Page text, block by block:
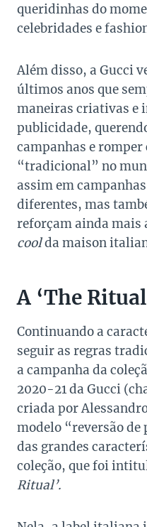
queridinhas do
celebridades e
Além disso, a Gucci
últimos anos que
maneiras criativas e
publicidade,
campanhas e romper
“tradicional” no
assim em
diferentes, mas
reforçam ainda mais
coolda maison
A ‘The
Continuando a
seguir as regras
a campanha da
2020-21 da Gucci
criada por
modelo “reversão
das grandes
coleção, que foi
Ritual’.